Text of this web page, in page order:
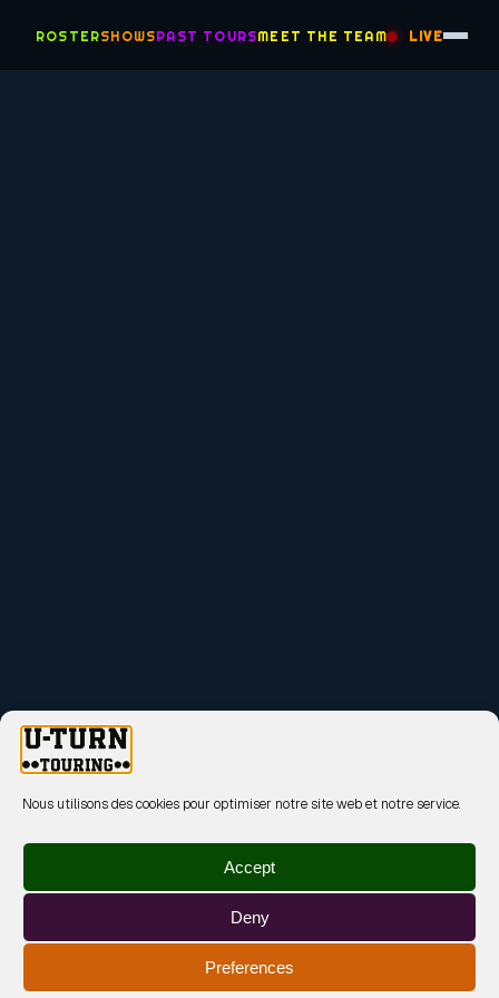
Nous utilisons des cookies pour optimiser notre site web et notre service.
Accept
Deny
Preferences
ROSTERSHOWSPAST TOURSMEET THE TEAM LIVE